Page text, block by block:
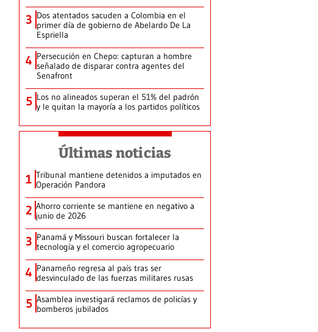
3 Dos atentados sacuden a Colombia en el
primer día de gobierno de Abelardo De La
Espriella
4 Persecución en Chepo: capturan a hombre
señalado de disparar contra agentes del
Senafront
5 Los no alineados superan el 51% del padrón
y le quitan la mayoría a los partidos políticos
Últimas noticias
1 Tribunal mantiene detenidos a imputados en
Operación Pandora
2 Ahorro corriente se mantiene en negativo a
junio de 2026
3 Panamá y Missouri buscan fortalecer la
tecnología y el comercio agropecuario
4 Panameño regresa al país tras ser
desvinculado de las fuerzas militares rusas
5 Asamblea investigará reclamos de policías y
bomberos jubilados